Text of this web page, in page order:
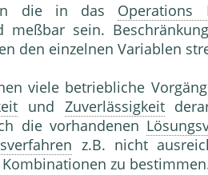
die in das Operations
meßbar sein.
den einzelnen Variablen
viele betriebliche
und Zuverlässigkeit
die vorhandenen
z.B. nicht
zu